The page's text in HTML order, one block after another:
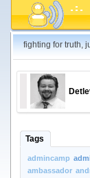
fighting for truth,
Tags
admincamp
ambassador